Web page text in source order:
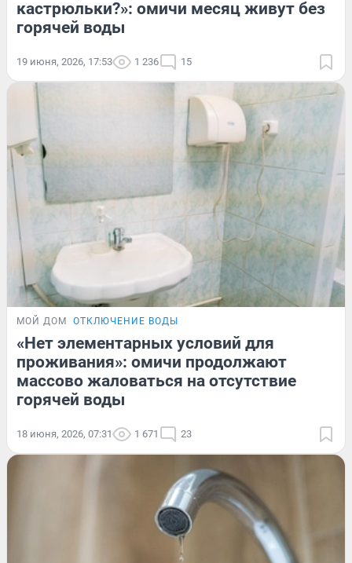
кастрюльки?»: омичи месяц живут без
горячей воды
19 июня, 2026, 17:53 1 236 15
МОЙ ДОМ ОТКЛЮЧЕНИЕ ВОДЫ
«Нет элементарных условий для
проживания»: омичи продолжают
массово жаловаться на отсутствие
горячей воды
18 июня, 2026, 07:31 1 671 23